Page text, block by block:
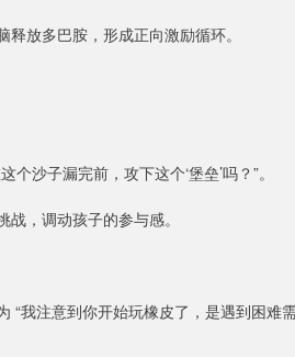
放多巴胺，形成正向激励循环。
沙子漏完前，攻下这个‘堡垒’吗？”。
，调动孩子的参与感。
“我注意到你开始玩橡皮了，是遇到困难